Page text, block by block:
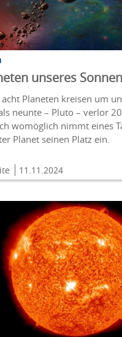
unseres
Planeten kreisen um
neunte – Pluto – verlor
womöglich nimmt eines
Planet seinen Platz ein.
11.11.2024